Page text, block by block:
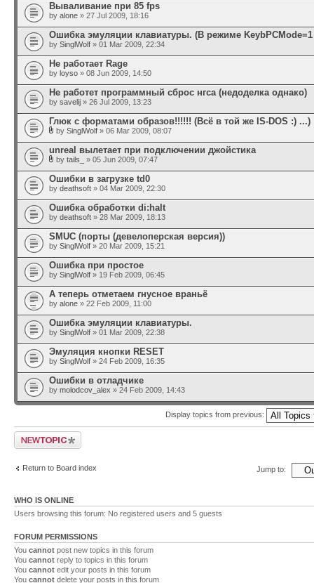
Вываливание при 85 fps
by alone » 27 Jul 2009, 18:16
Ошибка эмуляции клавиатуры. (В режиме KeybPCMode=1
by SinglWolf » 01 Mar 2009, 22:34
Не работает Rage
by loyso » 08 Jun 2009, 14:50
Не работет программный сброс нгса (недоделка однако)
by savelij » 26 Jul 2009, 13:23
Глюк с форматами образов!!!!!! (Всё в той же IS-DOS :) ...)
by SinglWolf » 06 Mar 2009, 08:07
unreal вылетает при подключении джойстика
by tails_ » 05 Jun 2009, 07:47
Ошибки в загрузке td0
by deathsoft » 04 Mar 2009, 22:30
Ошибка обработки di:halt
by deathsoft » 28 Mar 2009, 18:13
SMUC (порты (девелоперская версия))
by SinglWolf » 20 Mar 2009, 15:21
Ошибка при простое
by SinglWolf » 19 Feb 2009, 06:45
А теперь отметаем гнусное враньё
by alone » 22 Feb 2009, 11:00
Ошибка эмуляции клавиатуры.
by SinglWolf » 01 Mar 2009, 22:38
Эмуляция кнопки RESET
by SinglWolf » 24 Feb 2009, 16:35
Ошибки в отладчике
by molodcov_alex » 24 Feb 2009, 14:43
Display topics from previous:
Post a new topic
Return to Board index Jump to:
WHO IS ONLINE
Users browsing this forum: No registered users and 5 guests
FORUM PERMISSIONS
You cannot post new topics in this forum
You cannot reply to topics in this forum
You cannot edit your posts in this forum
You cannot delete your posts in this forum